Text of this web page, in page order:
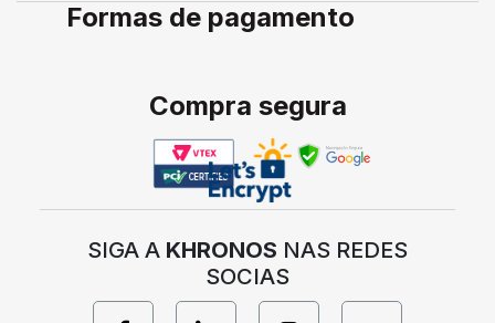
Formas de pagamento
Compra segura
SIGA A KHRONOS NAS REDES
SOCIAS